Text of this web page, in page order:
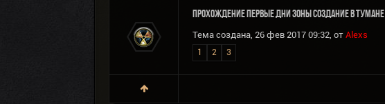
Прохождение Первые Дни Зоны Создание в Тумане
Тема создана, 26 фев 2017 09:32, от Alexs
1 2 3